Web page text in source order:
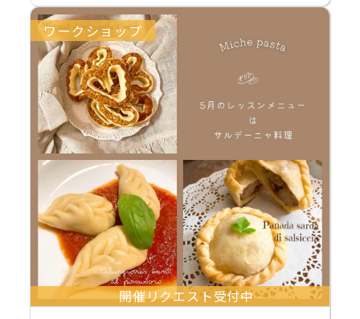
ワークショップ
開催リクエスト受付中